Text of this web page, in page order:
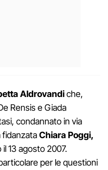
Aldrovandiche,
Rensis e Giada
condannato in via
fidanzataChiara Poggi,
13 agosto 2007.
per le questioni